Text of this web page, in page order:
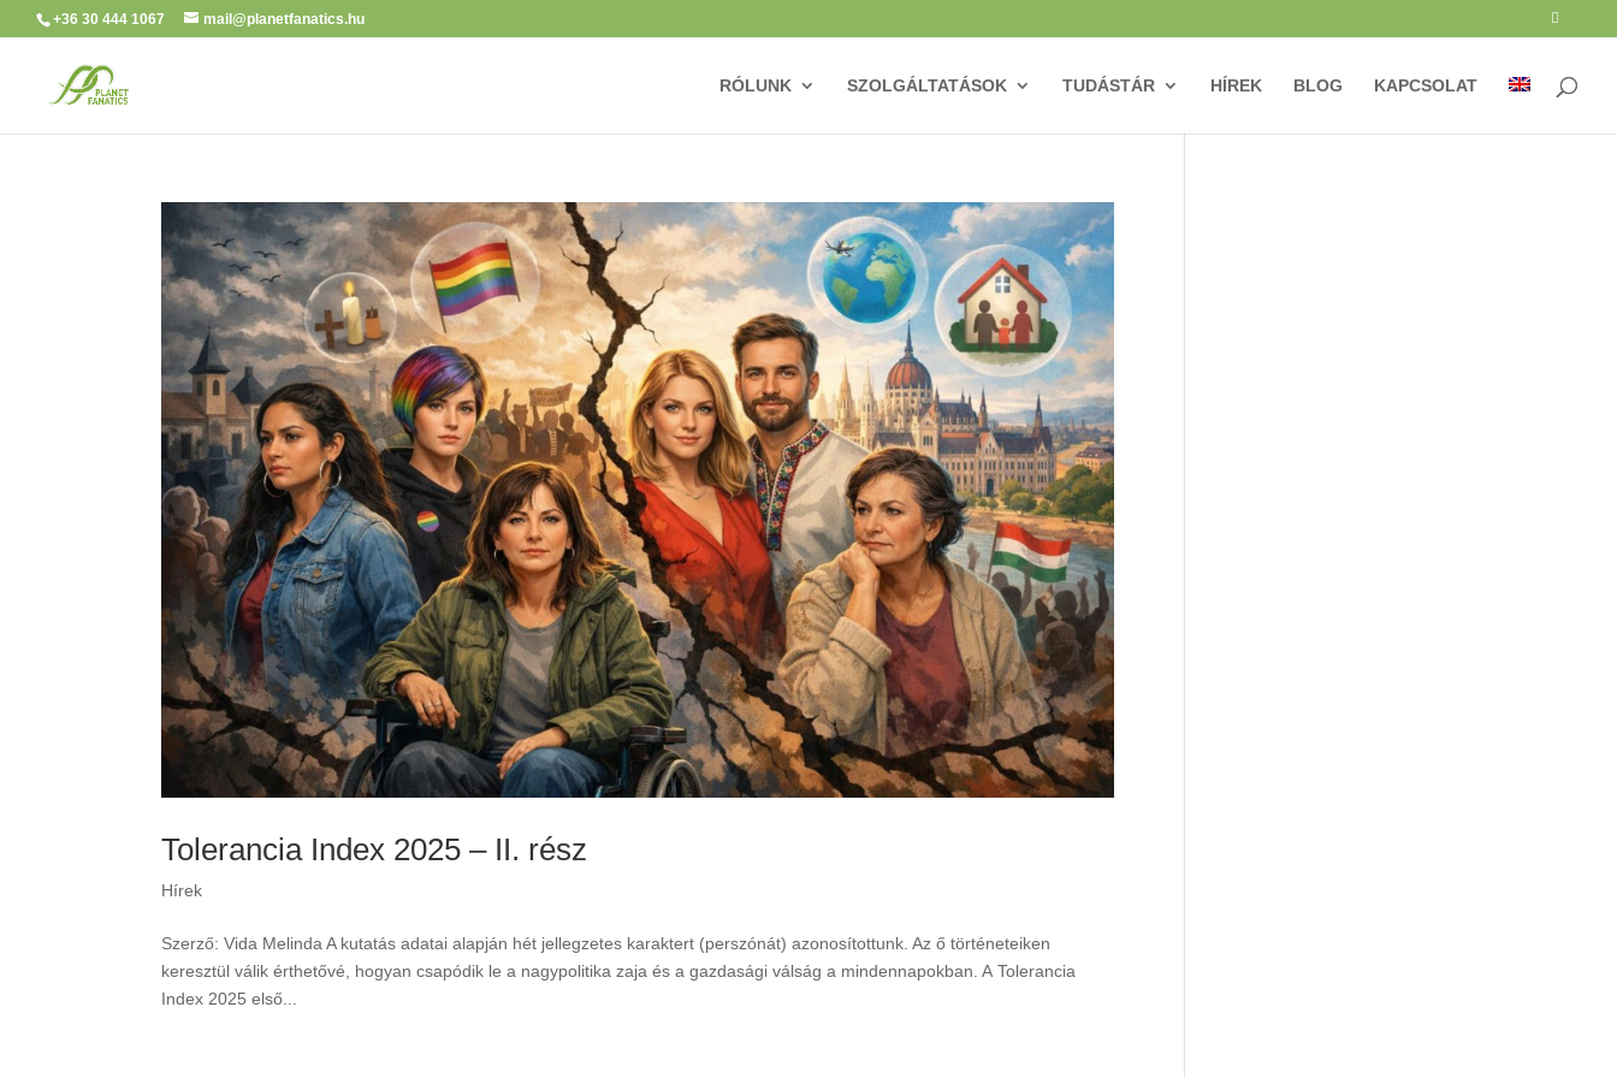
+36 30 444 1067 mail@planetfanatics.hu
RÓLUNK SZOLGÁLTATÁSOK TUDÁSTÁR HÍREK BLOG KAPCSOLAT
Tolerancia Index 2025 – II. rész
Hírek
Szerző: Vida Melinda A kutatás adatai alapján hét jellegzetes karaktert (perszónát) azonosítottunk. Az ő történeteiken
keresztül válik érthetővé, hogyan csapódik le a nagypolitika zaja és a gazdasági válság a mindennapokban. A Tolerancia
Index 2025 első...